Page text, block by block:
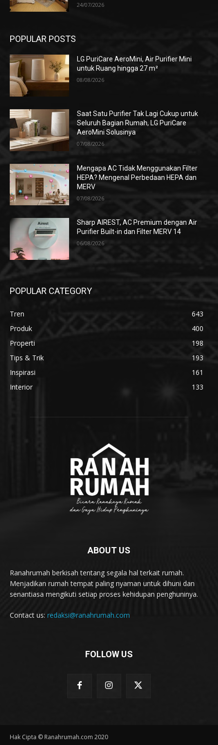
24/07/2026
POPULAR POSTS
LG PuriCare AeroMini, Air Purifier Mini
untuk Ruang hingga 27 m²
08/08/2026
Saat Satu Purifier Tak Lagi Cukup untuk
Seluruh Bagian Rumah, LG PuriCare
AeroMini Solusinya
07/08/2026
Mengapa AC Tidak Menggunakan Filter
HEPA? Mengenal Perbedaan HEPA dan
MERV
07/08/2026
Sharp AIREST, AC Premium dengan Air
Purifier Built-in dan Filter MERV 14
06/08/2026
POPULAR CATEGORY
Tren
643
Produk
400
Properti
198
Tips & Trik
193
Inspirasi
161
Interior
133
ABOUT US
Ranahrumah berkisah tentang segala hal terkait rumah.
Menjadikan rumah tempat paling nyaman untuk dihuni dan
senantiasa mengikuti setiap proses kehidupan penghuninya.
Contact us: redaksi@ranahrumah.com
FOLLOW US
Hak Cipta © Ranahrumah.com 2020